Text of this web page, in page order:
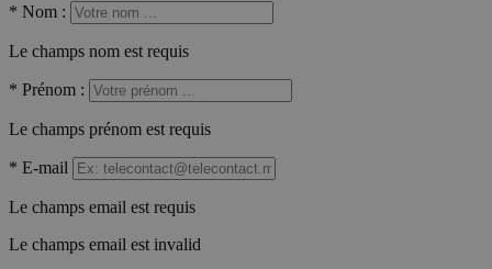
* Nom :
Le champs nom est requis
* Prénom :
Le champs prénom est requis
* E-mail
Le champs email est requis
Le champs email est invalid